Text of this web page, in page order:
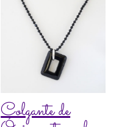
Colgante de